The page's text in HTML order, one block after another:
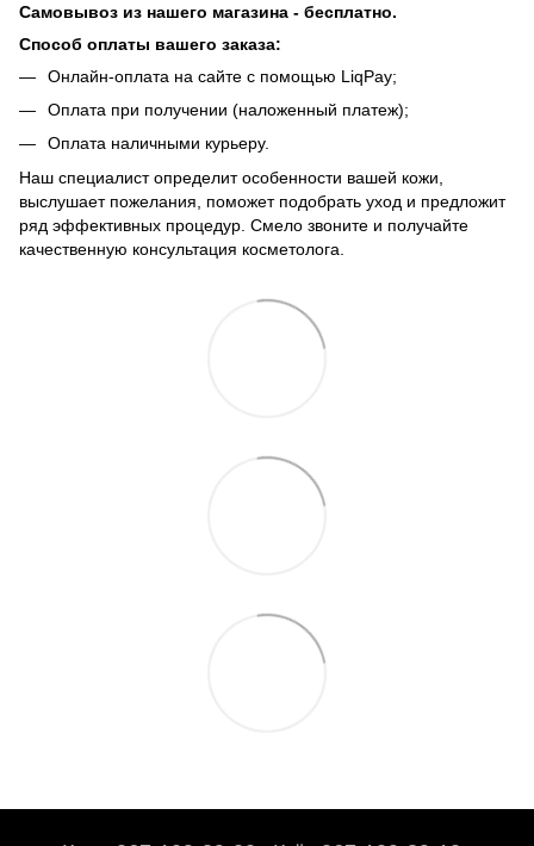
Самовывоз из нашего магазина - бесплатно.
Способ оплаты вашего заказа:
Онлайн-оплата на сайте с помощью LiqPay;
Оплата при получении (наложенный платеж);
Оплата наличными курьеру.
Наш специалист определит особенности вашей кожи,
выслушает пожелания, поможет подобрать уход и предложит
ряд эффективных процедур. Смело звоните и получайте
качественную консультация косметолога.